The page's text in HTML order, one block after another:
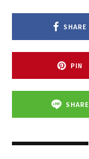
SHARE
PIN
SHARE